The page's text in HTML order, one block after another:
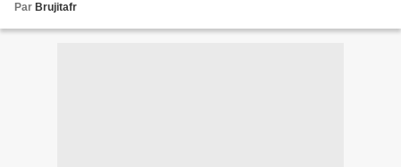
Par Brujitafr